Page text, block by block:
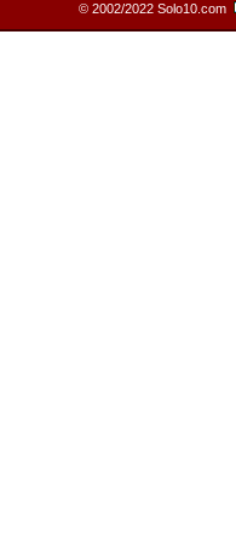
© 2002/2022 Solo10.com